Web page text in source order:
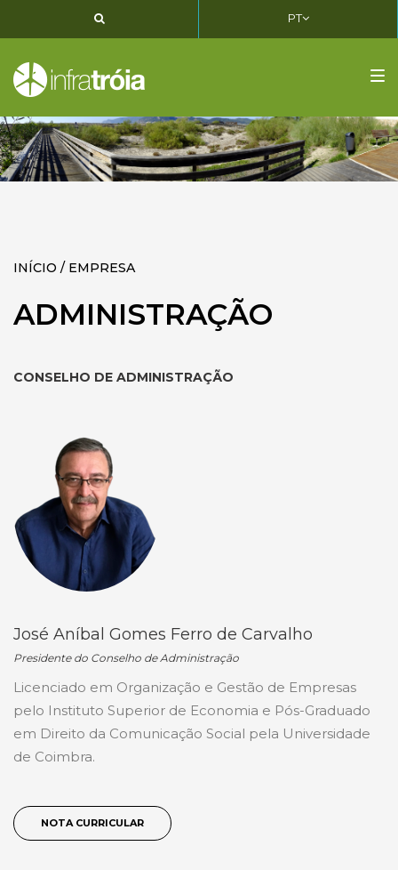
PT
INÍCIO / EMPRESA
ADMINISTRAÇÃO
CONSELHO DE ADMINISTRAÇÃO
José Aníbal Gomes Ferro de Carvalho
Presidente do Conselho de Administração
Licenciado em Organização e Gestão de Empresas
pelo Instituto Superior de Economia e Pós-Graduado
em Direito da Comunicação Social pela Universidade
de Coimbra.
NOTA CURRICULAR